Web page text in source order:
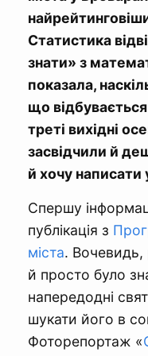
Статистика
знати» з
показала,
що
треті вихідні
засвідчили й
й хочу написати
Спершу
публікація з
міста. Вочевидь,
й просто було
напередодні
шукати його в
Фоторепортаж «